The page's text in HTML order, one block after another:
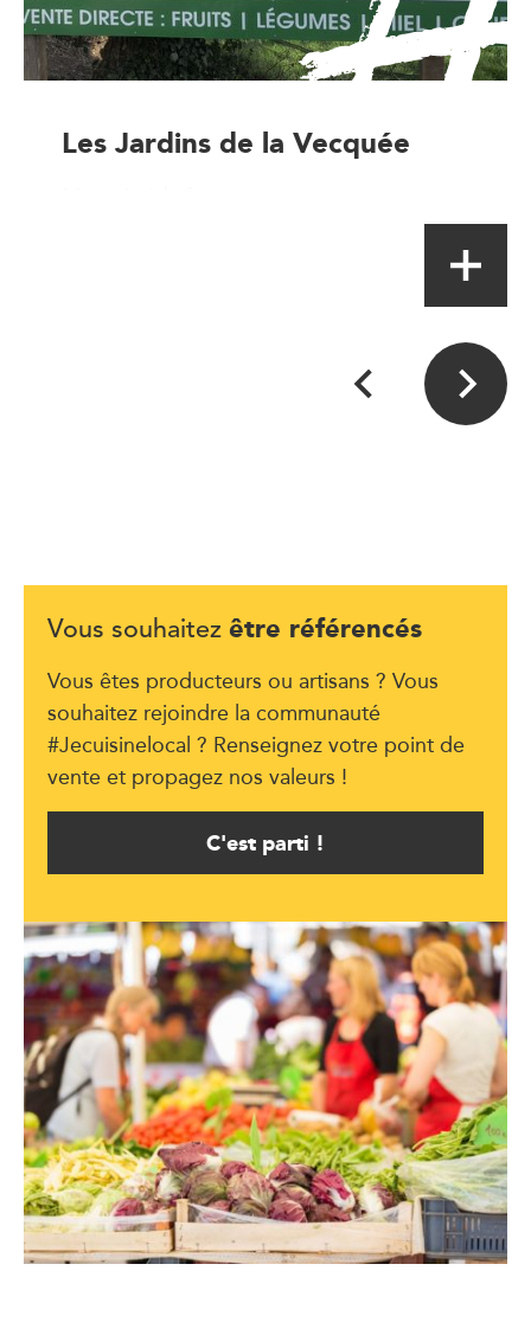
Les Jardins de la Vecquée
Vous souhaitez être référencés
Vous êtes producteurs ou artisans ? Vous
souhaitez rejoindre la communauté
#Jecuisinelocal ? Renseignez votre point de
vente et propagez nos valeurs !
C'est parti !